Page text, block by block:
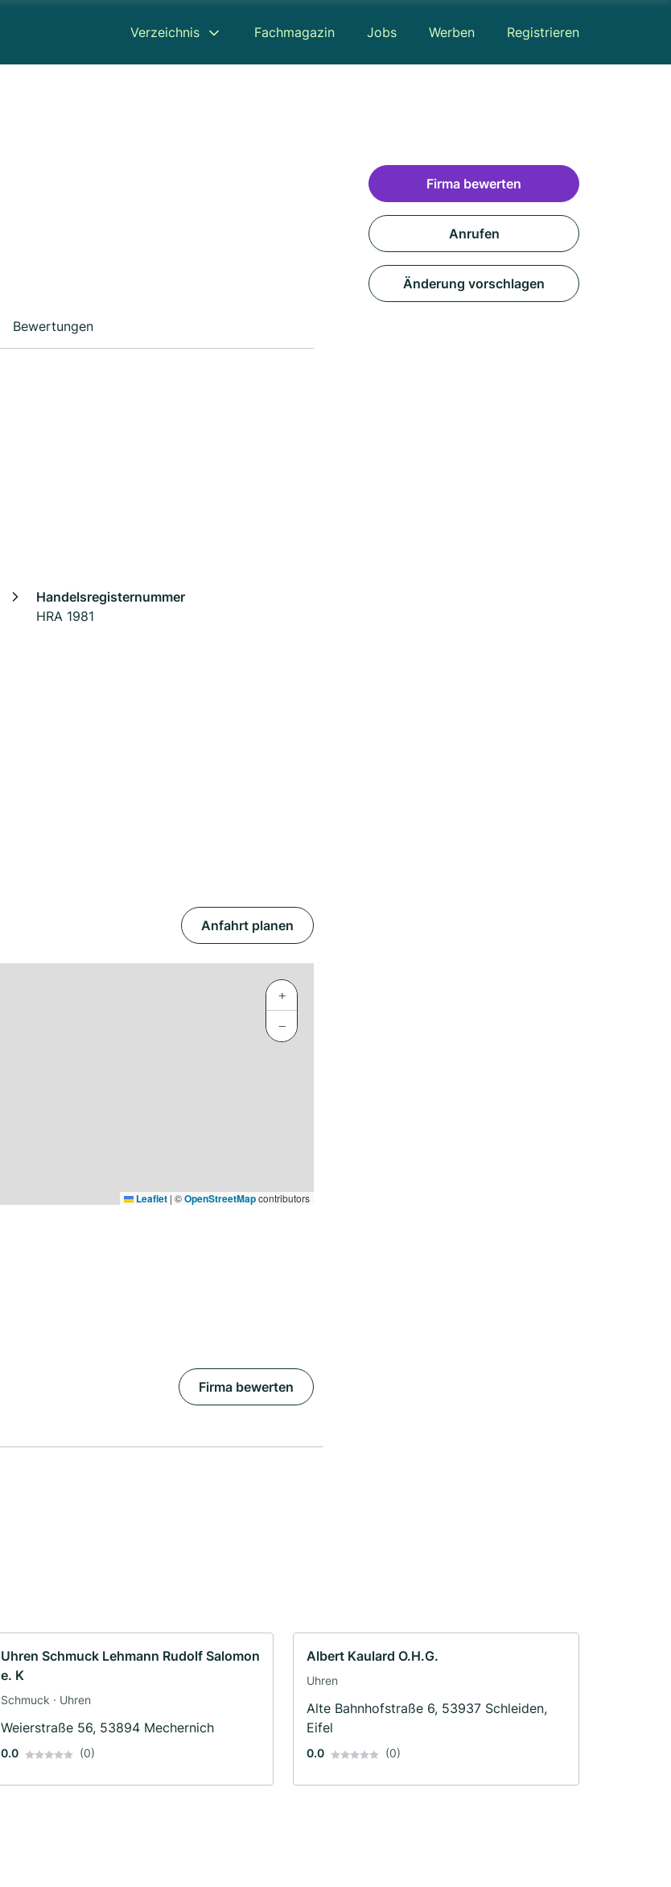
Verzeichnis Fachmagazin Jobs Werben Registrieren
Bewertungen
Handelsregisternummer
HRA 1981
Anfahrt planen
+
−
Leaflet | ©OpenStreetMapcontributors
Firma bewerten
Firma bewerten
Anrufen
Änderung vorschlagen
Uhren Schmuck Lehmann Rudolf Salomon
e. K
Schmuck · Uhren
Weierstraße 56, 53894 Mechernich
0.0 (0)
Albert Kaulard O.H.G.
Uhren
Alte Bahnhofstraße 6, 53937 Schleiden,
Eifel
0.0 (0)